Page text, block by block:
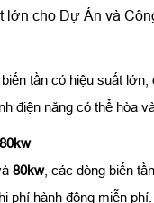
lớn cho Dự Án và
tần có hiệu suất
điện năng có thể hòa
80kw, các dòng biến
phí hành động miễn phí.